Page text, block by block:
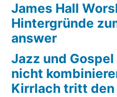
James Hall
Hintergründe
answer
Jazz und
nicht
Kirrlach tritt den